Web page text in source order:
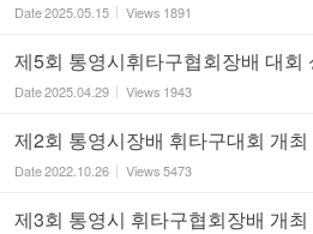
Date2025.05.15 Views 1891
제5회 통영시휘타구협회장배 대회
Date2025.04.29 Views 1943
제2회 통영시장배 휘타구대회 개최
Date2022.10.26 Views5473
제3회 통영시 휘타구협회장배 개최